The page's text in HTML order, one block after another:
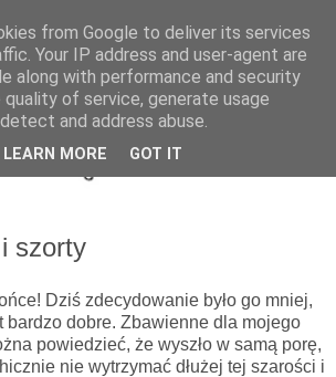
szorty
Dziś zdecydowanie było go mniej,
bardzo dobre. Zbawienne dla mojego
powiedzieć, że wyszło w samą porę,
nie wytrzymać dłużej tej szarości i
from Google to deliver its services
Your IP address and user-agent are
along with performance and security
of service, generate usage
and address abuse.
LEARN MORE GOT IT